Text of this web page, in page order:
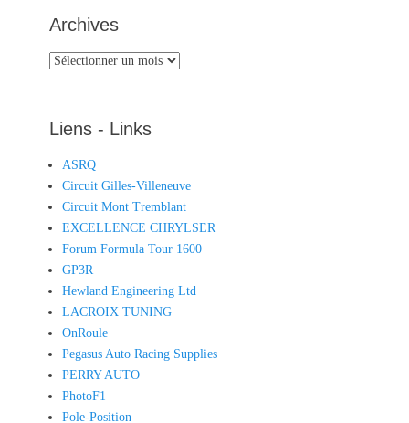
Archives
Archives
Liens - Links
ASRQ
Circuit Gilles-Villeneuve
Circuit Mont Tremblant
EXCELLENCE CHRYLSER
Forum Formula Tour 1600
GP3R
Hewland Engineering Ltd
LACROIX TUNING
OnRoule
Pegasus Auto Racing Supplies
PERRY AUTO
PhotoF1
Pole-Position